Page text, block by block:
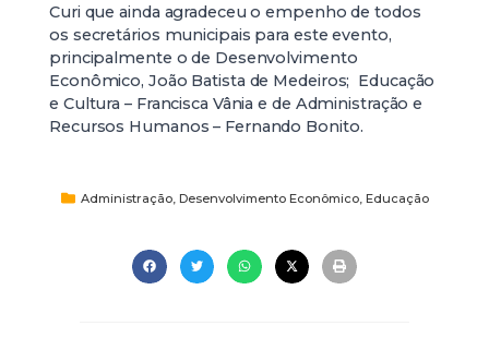
Curi que ainda agradeceu o empenho de todos
os secretários municipais para este evento,
principalmente o de Desenvolvimento
Econômico, João Batista de Medeiros; Educação
e Cultura – Francisca Vânia e de Administração e
Recursos Humanos – Fernando Bonito.
Administração, Desenvolvimento Econômico, Educação